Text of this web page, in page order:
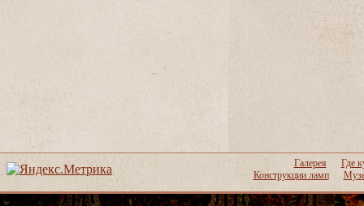
Галерея
Где
Конструкции ламп